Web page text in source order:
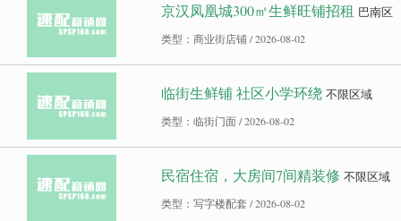
京汉凤凰城300㎡生鲜旺铺招租 巴南区
类型：商业街店铺 / 2026-08-02
临街生鲜铺 社区小学环绕 不限区域
类型：临街门面 / 2026-08-02
民宿住宿，大房间7间精装修 不限区域
类型：写字楼配套 / 2026-08-02